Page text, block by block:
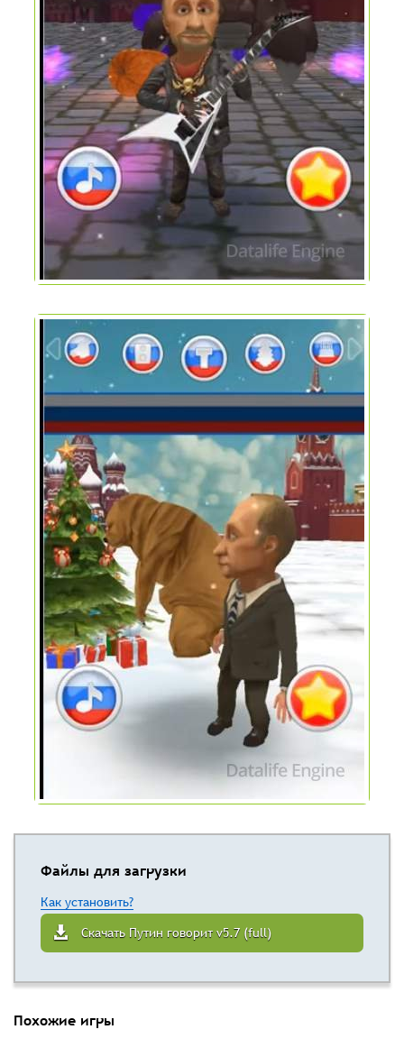
Файлы для загрузки
Как установить?
Скачать Путин говорит v5.7 (full)
Похожие игры